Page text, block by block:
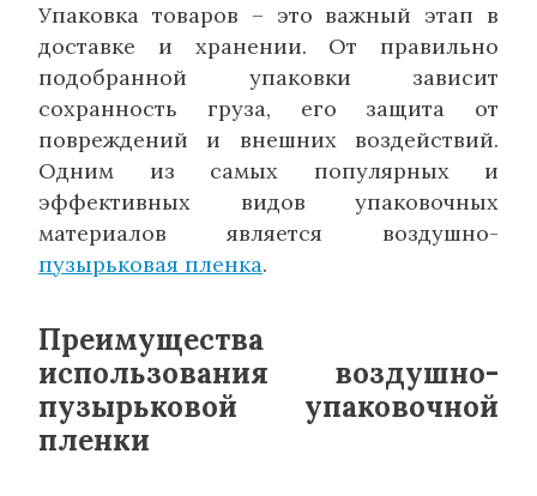
Упаковка товаров – это важный этап в
доставке и хранении. От правильно
подобранной упаковки зависит
сохранность груза, его защита от
повреждений и внешних воздействий.
Одним из самых популярных и
эффективных видов упаковочных
материалов является воздушно-
пузырьковая пленка.
Преимущества
использования воздушно-
пузырьковой упаковочной
пленки